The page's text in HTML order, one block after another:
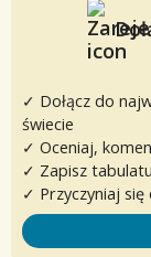
✓ Dołącz do
świecie
✓ Oceniaj,
✓ Zapisz
✓ Przyczyniaj